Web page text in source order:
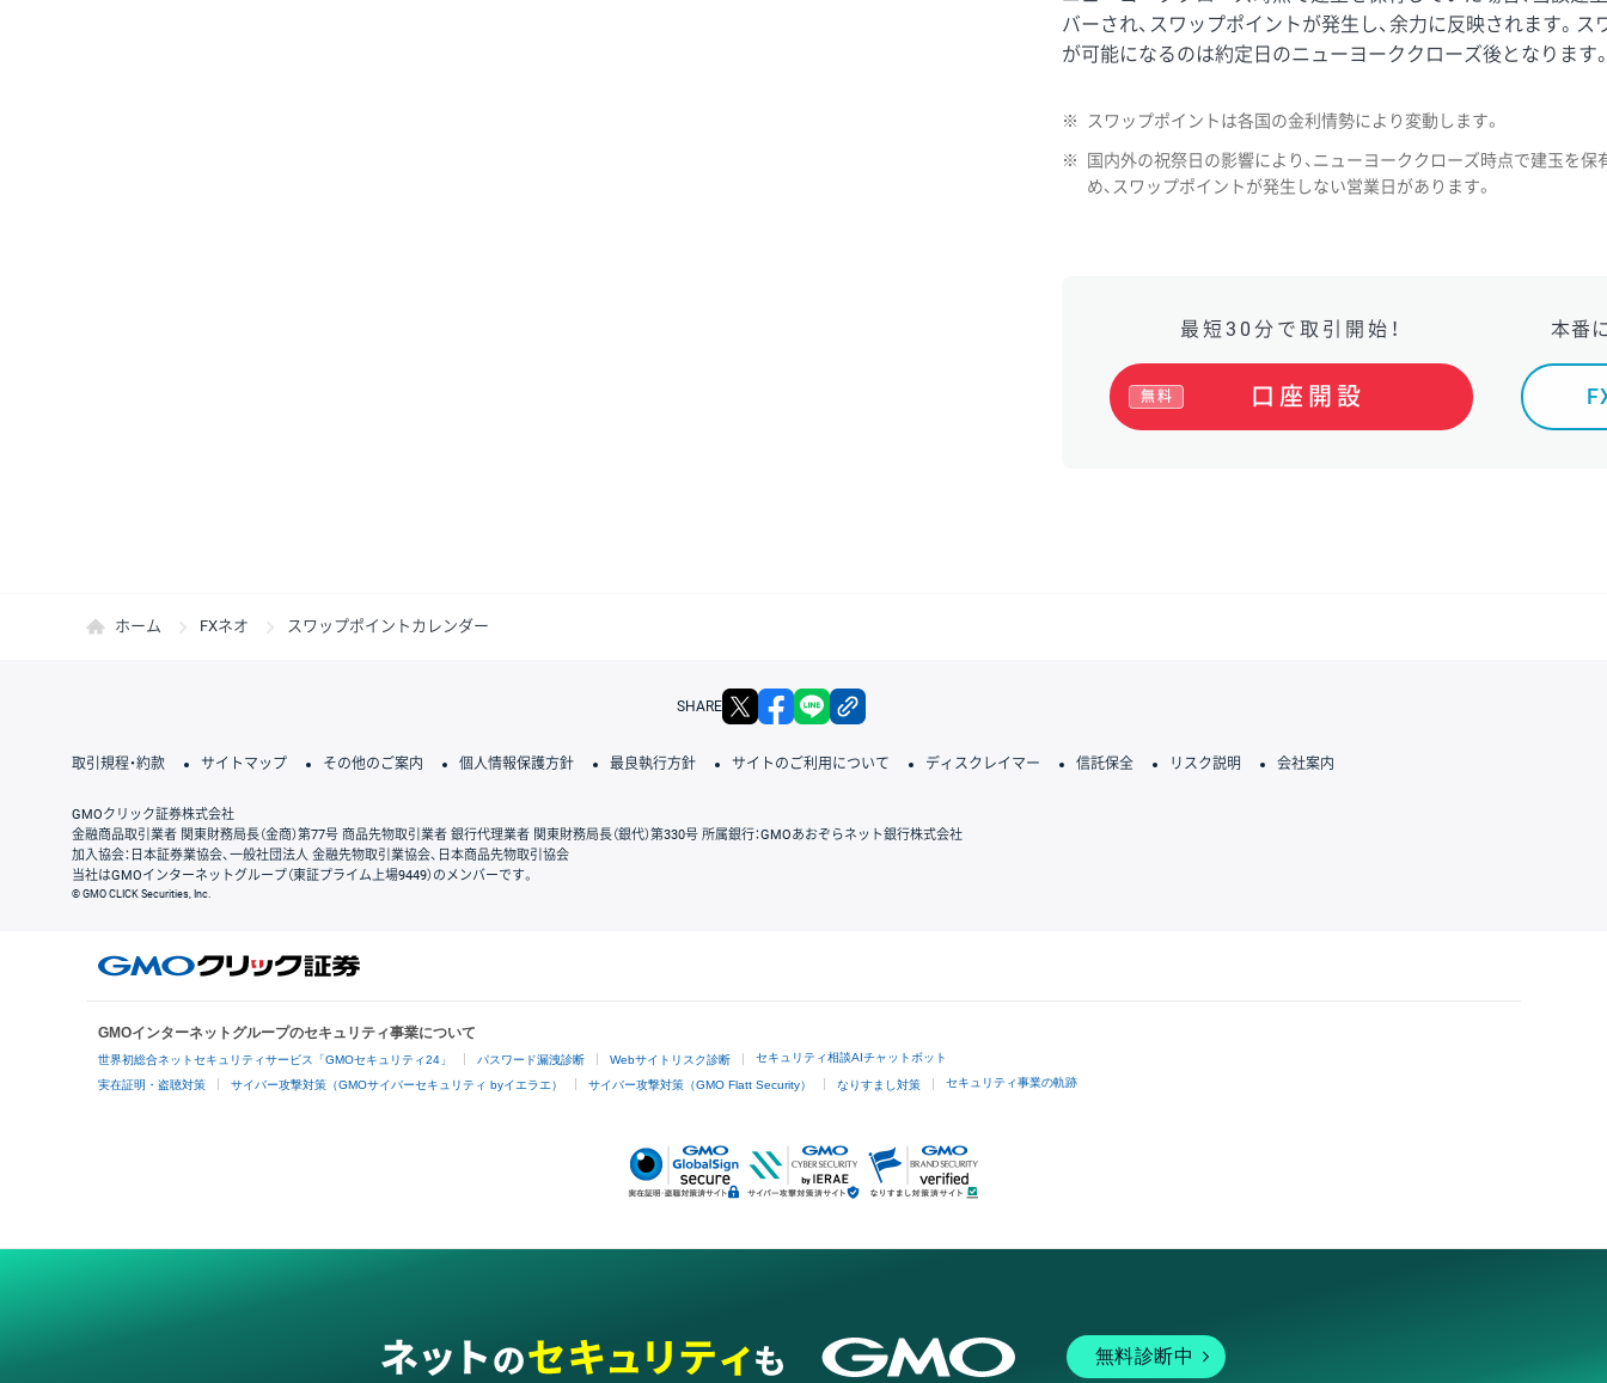
バーされ、スワップポイントが発生し、余力に反映されます。
が可能になるのは約定日のニューヨーククローズ後となります
※ スワップポイントは各国の金利情勢により変動します。
※
国内外の祝祭日の影響により、ニューヨーククローズ時点で建玉を
め、スワップポイントが発生しない営業日があります。
最短30分で取引開始！
口座開設
無料
本番
ホーム FXネオ スワップポイントカレンダー
SHARE X facebook
取引規程・約款 サイトマップ その他のご案内 個人情報保護方針 最良執行方針 サイトのご利用について ディスクレイマー 信託保全 リスク説明 会社案内
GMOクリック証券株式会社
金融商品取引業者 関東財務局長（金商）第77号 商品先物取引業者 銀行代理業者 関東財務局長（銀代）第330号 所属銀行：GMOあおぞらネット銀行株式会社
加入協会：日本証券業協会、一般社団法人 金融先物取引業協会、日本商品先物取引協会
当社はGMOインターネットグループ（東証プライム上場9449）のメンバーです。
© GMO CLICK Securities, Inc.
GMOインターネットグループのセキュリティ事業について
世界初総合ネットセキュリティサービス「GMOセキュリティ24」 パスワード漏洩診断 Webサイトリスク診断 セキュリティ相談AIチャットボット
実在証明・盗聴対策 サイバー攻撃対策（GMOサイバーセキュリティ byイエラエ） サイバー攻撃対策（GMO Flatt Security） なりすまし対策 セキュリティ事業の軌跡
無料診断中